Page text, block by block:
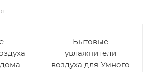
Бытовые
увлажнители
воздуха для Умного